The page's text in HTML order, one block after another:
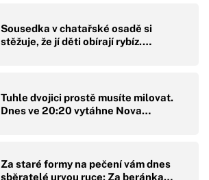
Sousedka v chatařské osadě si
stěžuje, že jí děti obírají rybíz.…
Tuhle dvojici prostě musíte milovat.
Dnes ve 20:20 vytáhne Nova…
Za staré formy na pečení vám dnes
sběratelé urvou ruce: Za beránka…